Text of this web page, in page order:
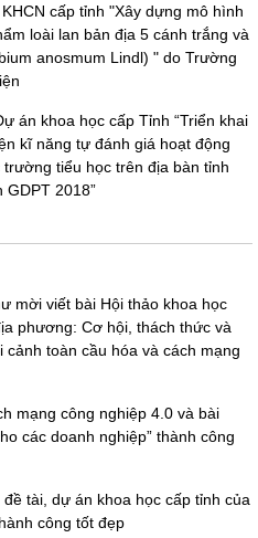
cấp tỉnh "Xây dựng mô hình
loài lan bản địa 5 cánh trắng và
anosmum Lindl) " do Trường
án khoa học cấp Tỉnh “Triển khai
kĩ năng tự đánh giá hoạt động
tiểu học trên địa bàn tỉnh
2018”
mời viết bài Hội thảo khoa học
phương: Cơ hội, thách thức và
toàn cầu hóa và cách mạng
mạng công nghiệp 4.0 và bài
các doanh nghiệp” thành công
tài, dự án khoa học cấp tỉnh của
công tốt đẹp